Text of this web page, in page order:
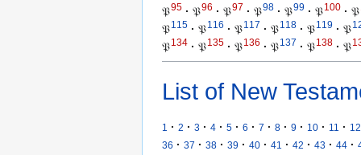
𝔓95 · 𝔓96 · 𝔓97 · 𝔓98 · 𝔓99 · 𝔓100 · 𝔓
𝔓115 · 𝔓116 · 𝔓117 · 𝔓118 · 𝔓119 · 𝔓
𝔓134 · 𝔓135 · 𝔓136 · 𝔓137 · 𝔓138 · 𝔓
List of New
1 · 2 · 3 · 4 · 5 · 6 · 7 · 8 · 9 · 10 · 11 · 12
36 · 37 · 38 · 39 · 40 · 41 · 42 · 43 · 44 ·